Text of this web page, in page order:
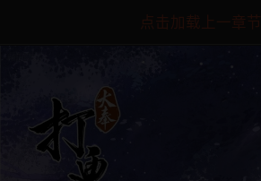
点击加载上一章节